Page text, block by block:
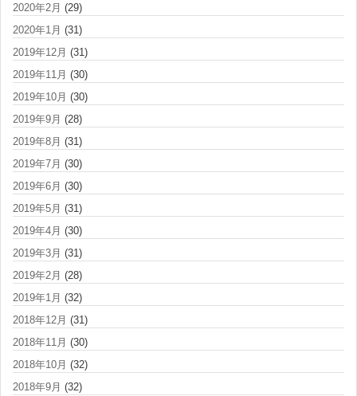
2020年2月 (29)
2020年1月 (31)
2019年12月 (31)
2019年11月 (30)
2019年10月 (30)
2019年9月 (28)
2019年8月 (31)
2019年7月 (30)
2019年6月 (30)
2019年5月 (31)
2019年4月 (30)
2019年3月 (31)
2019年2月 (28)
2019年1月 (32)
2018年12月 (31)
2018年11月 (30)
2018年10月 (32)
2018年9月 (32)